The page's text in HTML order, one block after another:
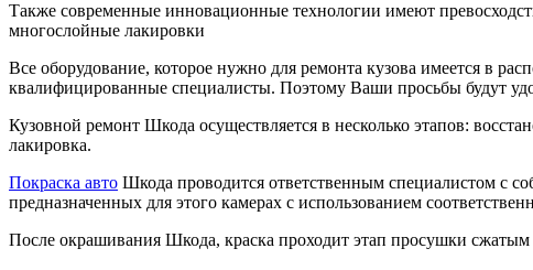
Также современные инновационные технологии имеют
многослойные лакировки
Все оборудование, которое нужно для ремонта кузова имеется в
квалифицированные специалисты. Поэтому Ваши просьбы будут
Кузовной ремонт Шкода осуществляется в несколько этапов:
лакировка.
Покраска авто Шкода проводится ответственным специалистом с
предназначенных для этого камерах с использованием
После окрашивания Шкода, краска проходит этап просушки сжатым